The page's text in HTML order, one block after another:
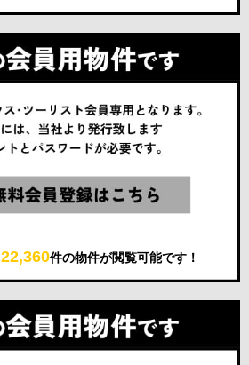
22,360件の物件が閲覧可能です！